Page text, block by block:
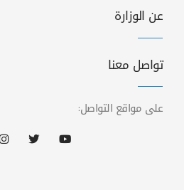
عن الوزارة
تواصل معنا
على مواقع التواصل: